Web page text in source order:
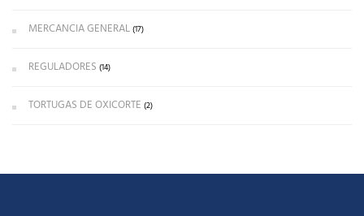
MERCANCIA GENERAL(17)
REGULADORES (14)
TORTUGAS DE OXICORTE (2)